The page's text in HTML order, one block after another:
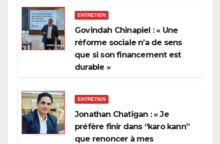
ENTRETIEN
Govindah Chinapiel : « Une
réforme sociale n’a de sens
que si son financement est
durable »
ENTRETIEN
Jonathan Chatigan : « Je
préfère finir dans “karo kann”
que renoncer à mes